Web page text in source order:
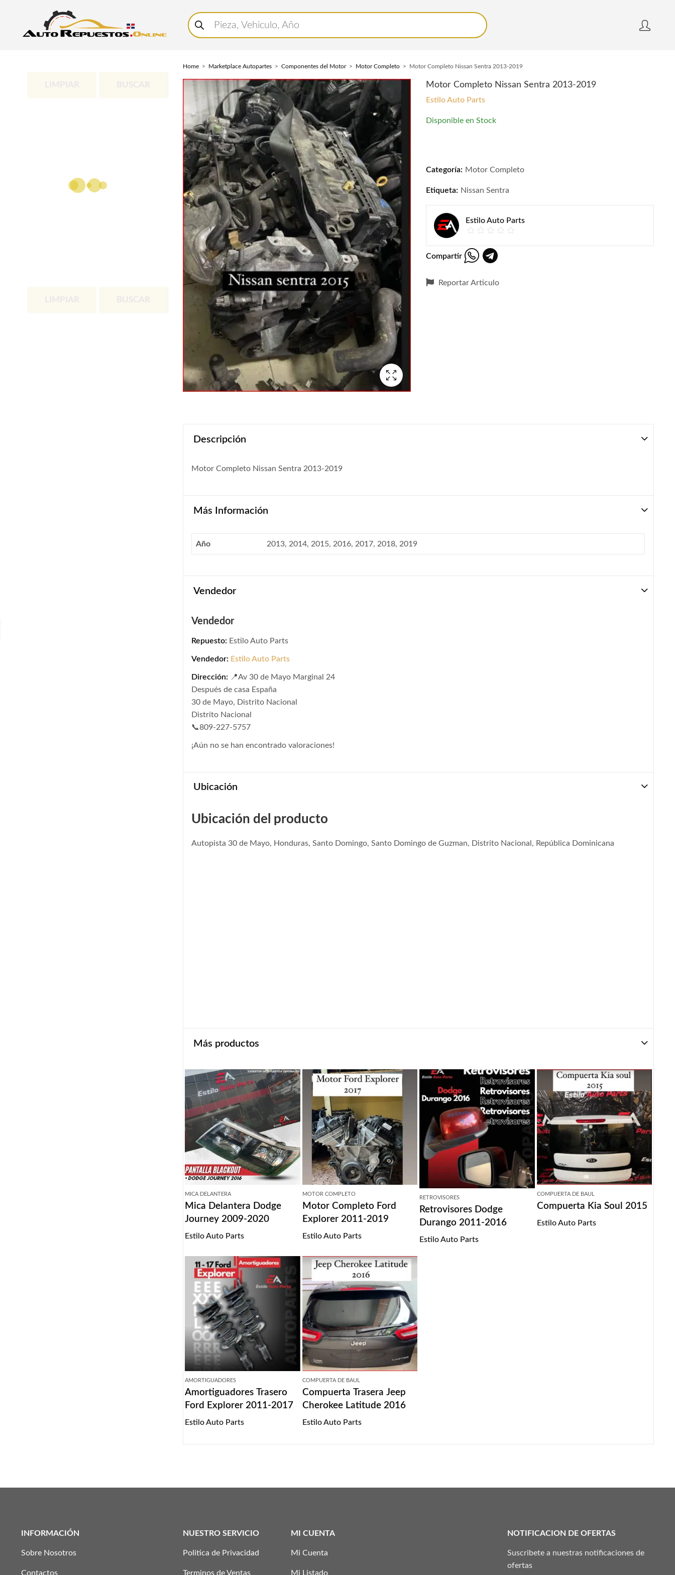
Buscar
productos
Home Marketplace Autopartes Componentes del Motor Motor Completo Motor Completo Nissan Sentra 2013-2019
Motor Completo Nissan Sentra 2013-2019
Estilo Auto Parts
Disponible en Stock
Categoría: Motor Completo
Etiqueta: Nissan Sentra
Estilo Auto Parts
Compartir
Reportar Articulo
Descripción
Motor Completo Nissan Sentra 2013-2019
Más Información
Año 2013, 2014, 2015, 2016, 2017, 2018, 2019
Vendedor
Vendedor
Repuesto: Estilo Auto Parts
Vendedor: Estilo Auto Parts
Dirección: 📍Av 30 de Mayo Marginal 24
Después de casa España
30 de Mayo, Distrito Nacional
Distrito Nacional
📞809-227-5757
¡Aún no se han encontrado valoraciones!
Ubicación
Ubicación del producto
Autopista 30 de Mayo, Honduras, Santo Domingo, Santo Domingo de Guzman, Distrito Nacional, República Dominicana
Más productos
MICA DELANTERA
Mica Delantera Dodge
Journey 2009-2020
Estilo Auto Parts
MOTOR COMPLETO
Motor Completo Ford
Explorer 2011-2019
Estilo Auto Parts
RETROVISORES
Retrovisores Dodge
Durango 2011-2016
Estilo Auto Parts
COMPUERTA DE BAUL
Compuerta Kia Soul 2015
Estilo Auto Parts
AMORTIGUADORES
Amortiguadores Trasero
Ford Explorer 2011-2017
Estilo Auto Parts
COMPUERTA DE BAUL
Compuerta Trasera Jeep
Cherokee Latitude 2016
Estilo Auto Parts
INFORMACIÓN
Sobre Nosotros
Contactos
NUESTRO SERVICIO
Politica de Privacidad
Terminos de Ventas
MI CUENTA
Mi Cuenta
Mi Listado
NOTIFICACION DE OFERTAS
Suscribete a nuestras notificaciones de
ofertas